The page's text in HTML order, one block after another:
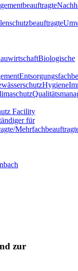
Biologische
Hygiene
Facility
für
zur